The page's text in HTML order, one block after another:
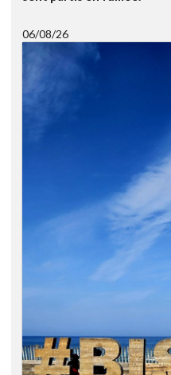
06/08/26